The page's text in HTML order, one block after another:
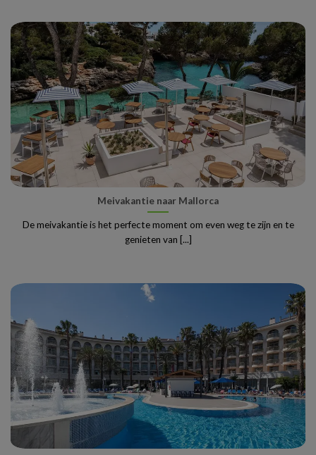
Meivakantie naar Mallorca
De meivakantie is het perfecte moment om even weg te zijn en te
genieten van [...]